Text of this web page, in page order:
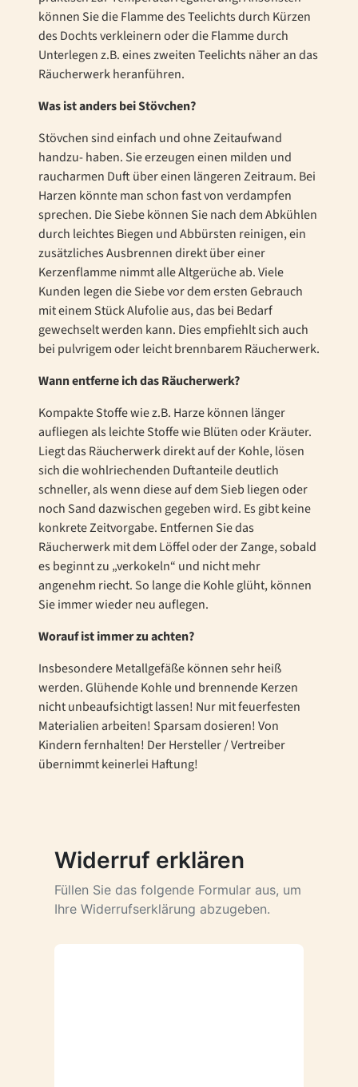
können Sie die Flamme des Teelichts durch Kürzen
des Dochts verkleinern oder die Flamme durch
Unterlegen z.B. eines zweiten Teelichts näher an das
Räucherwerk heranführen.
Was ist anders bei Stövchen?
Stövchen sind einfach und ohne Zeitaufwand
handzu- haben. Sie erzeugen einen milden und
raucharmen Duft über einen längeren Zeitraum. Bei
Harzen könnte man schon fast von verdampfen
sprechen. Die Siebe können Sie nach dem Abkühlen
durch leichtes Biegen und Abbürsten reinigen, ein
zusätzliches Ausbrennen direkt über einer
Kerzenflamme nimmt alle Altgerüche ab. Viele
Kunden legen die Siebe vor dem ersten Gebrauch
mit einem Stück Alufolie aus, das bei Bedarf
gewechselt werden kann. Dies empfiehlt sich auch
bei pulvrigem oder leicht brennbarem Räucherwerk.
Wann entferne ich das Räucherwerk?
Kompakte Stoffe wie z.B. Harze können länger
aufliegen als leichte Stoffe wie Blüten oder Kräuter.
Liegt das Räucherwerk direkt auf der Kohle, lösen
sich die wohlriechenden Duftanteile deutlich
schneller, als wenn diese auf dem Sieb liegen oder
noch Sand dazwischen gegeben wird. Es gibt keine
konkrete Zeitvorgabe. Entfernen Sie das
Räucherwerk mit dem Löffel oder der Zange, sobald
es beginnt zu „verkokeln“ und nicht mehr
angenehm riecht. So lange die Kohle glüht, können
Sie immer wieder neu auflegen.
Worauf ist immer zu achten?
Insbesondere Metallgefäße können sehr heiß
werden. Glühende Kohle und brennende Kerzen
nicht unbeaufsichtigt lassen! Nur mit feuerfesten
Materialien arbeiten! Sparsam dosieren! Von
Kindern fernhalten! Der Hersteller / Vertreiber
übernimmt keinerlei Haftung!
Widerruf erklären
Füllen Sie das folgende Formular aus, um
Ihre Widerrufserklärung abzugeben.